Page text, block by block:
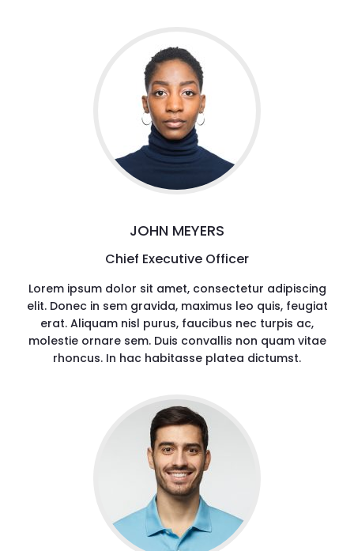
JOHN MEYERS
Chief Executive Officer
Lorem ipsum dolor sit amet, consectetur adipiscing
elit. Donec in sem gravida, maximus leo quis, feugiat
erat. Aliquam nisl purus, faucibus nec turpis ac,
molestie ornare sem. Duis convallis non quam vitae
rhoncus. In hac habitasse platea dictumst.